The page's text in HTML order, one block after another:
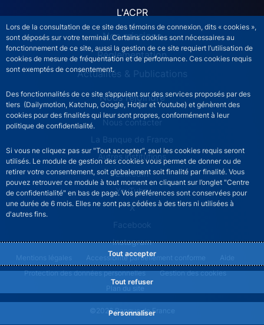
Lors de la consultation de ce site des témoins de connexion, dits « cookies »,
sont déposés sur votre terminal. Certains cookies sont nécessaires au
fonctionnement de ce site, aussi la gestion de ce site requiert l’utilisation de
cookies de mesure de fréquentation et de performance. Ces cookies requis
sont exemptés de consentement.
Des fonctionnalités de ce site s’appuient sur des services proposés par des
tiers (Dailymotion, Katchup, Google, Hotjar et Youtube) et génèrent des
cookies pour des finalités qui leur sont propres, conformément à leur
politique de confidentialité.
Si vous ne cliquez pas sur "Tout accepter", seul les cookies requis seront
utilisés. Le module de gestion des cookies vous permet de donner ou de
retirer votre consentement, soit globalement soit finalité par finalité. Vous
pouvez retrouver ce module à tout moment en cliquant sur l’onglet "Centre
de confidentialité" en bas de page. Vos préférences sont conservées pour
une durée de 6 mois. Elles ne sont pas cédées à des tiers ni utilisées à
d'autres fins.
Tout accepter
Tout refuser
Personnaliser
L'ACPR
Nos missions
Réglementation
Actualités & Publications
Nous rejoindre
ACPR footer secondary menu (French)
Nous contacter
La Banque de France
Autres institutions
LinkedIn
YouTube
X
Facebook
Instagram
©2026 Banque de France
ACPR footer legal notice menu
Mentions légales Accessibilité partiellement conforme
Aide
Protection des données personnelles
Gestion des cookies
Plan du site